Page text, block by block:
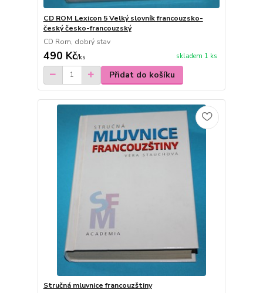
CD ROM Lexicon 5 Velký slovník francouzsko-
český česko-francouzský
CD Rom, dobrý stav
490 Kč/ks skladem 1 ks
Přidat do košíku
Stručná mluvnice francouzštiny